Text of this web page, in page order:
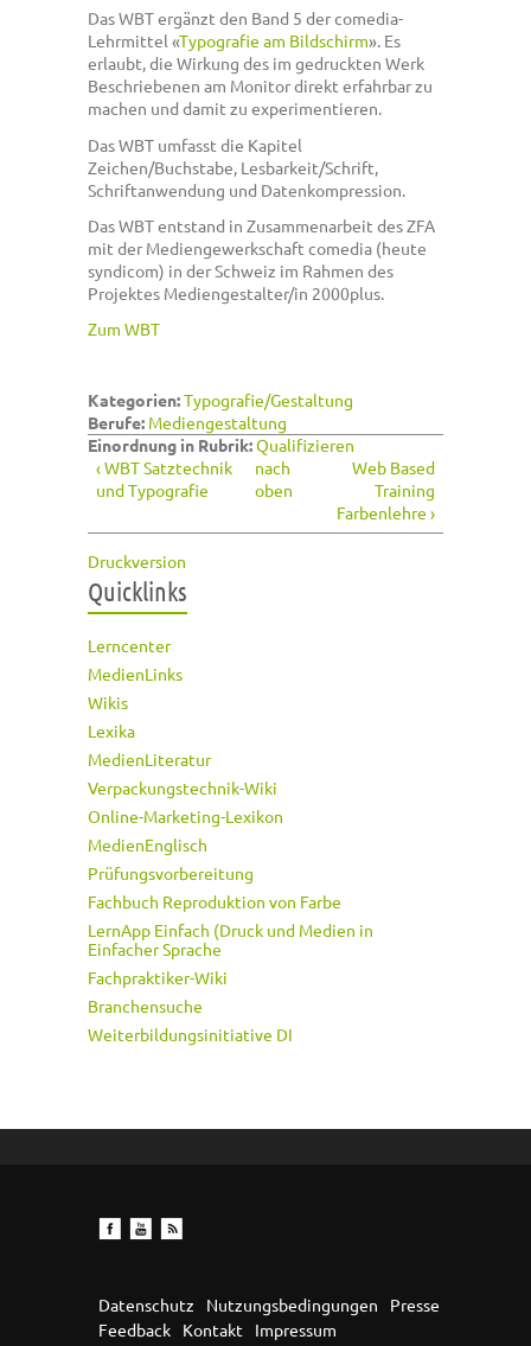
Das WBT ergänzt den Band 5 der comedia-
Lehrmittel «Typografie am Bildschirm». Es
erlaubt, die Wirkung des im gedruckten Werk
Beschriebenen am Monitor direkt erfahrbar zu
machen und damit zu experimentieren.
Das WBT umfasst die Kapitel
Zeichen/Buchstabe, Lesbarkeit/Schrift,
Schriftanwendung und Datenkompression.
Das WBT entstand in Zusammenarbeit des ZFA
mit der Mediengewerkschaft comedia (heute
syndicom) in der Schweiz im Rahmen des
Projektes Mediengestalter/in 2000plus.
Zum WBT
Kategorien:Typografie/Gestaltung
Berufe: Mediengestaltung
Einordnung in Rubrik:Qualifizieren
‹ WBT Satztechnik
und Typografie
nach
oben
Web Based
Training
Farbenlehre ›
Druckversion
Quicklinks
Lerncenter
MedienLinks
Wikis
Lexika
MedienLiteratur
Verpackungstechnik-Wiki
Online-Marketing-Lexikon
MedienEnglisch
Prüfungsvorbereitung
Fachbuch Reproduktion von Farbe
LernApp Einfach (Druck und Medien in
Einfacher Sprache
Fachpraktiker-Wiki
Branchensuche
Weiterbildungsinitiative DI
Datenschutz Nutzungsbedingungen
Presse
Feedback
Kontakt Impressum